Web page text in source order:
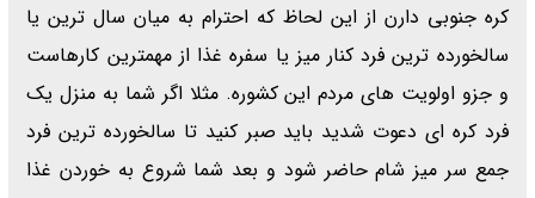
کره جنوبی دارن از این لحاظ که احترام به میان سال ترین یا
سالخورده ترین فرد کنار میز یا سفره غذا از مهمترین کارهاست
و جزو اولویت های مردم این کشوره. مثلا اگر شما به منزل یک
فرد کره ای دعوت شدید باید صبر کنید تا سالخورده ترین فرد
جمع سر میز شام حاضر شود و بعد شما شروع به خوردن غذا